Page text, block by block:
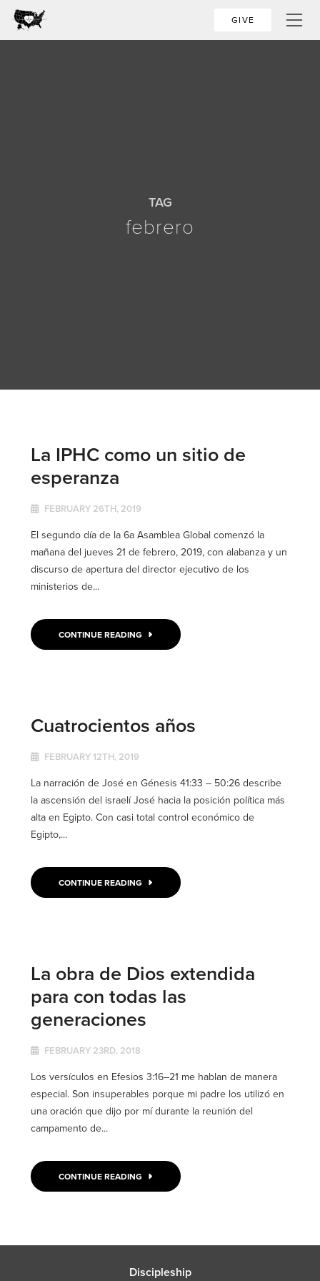
GIVE
TAG
febrero
La IPHC como un sitio de
esperanza
FEBRUARY 26TH, 2019
El segundo día de la 6a Asamblea Global comenzó la
mañana del jueves 21 de febrero, 2019, con alabanza y un
discurso de apertura del director ejecutivo de los
ministerios de...
CONTINUE READING
Cuatrocientos años
FEBRUARY 12TH, 2019
La narración de José en Génesis 41:33 – 50:26 describe
la ascensión del israelí José hacia la posición política más
alta en Egipto. Con casi total control económico de
Egipto,...
CONTINUE READING
La obra de Dios extendida
para con todas las
generaciones
FEBRUARY 23RD, 2018
Los versículos en Efesios 3:16–21 me hablan de manera
especial. Son insuperables porque mi padre los utilizó en
una oración que dijo por mí durante la reunión del
campamento de...
CONTINUE READING
Discipleship